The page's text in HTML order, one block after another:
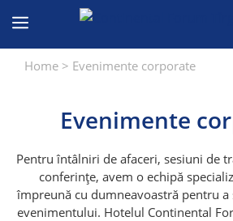
Home > Evenimente corporate
Evenimente
Pentru întâlniri de afaceri, sesiuni de
conferințe, avem o echipă
împreună cu dumneavoastră pentru
evenimentului. Hotelul Continental